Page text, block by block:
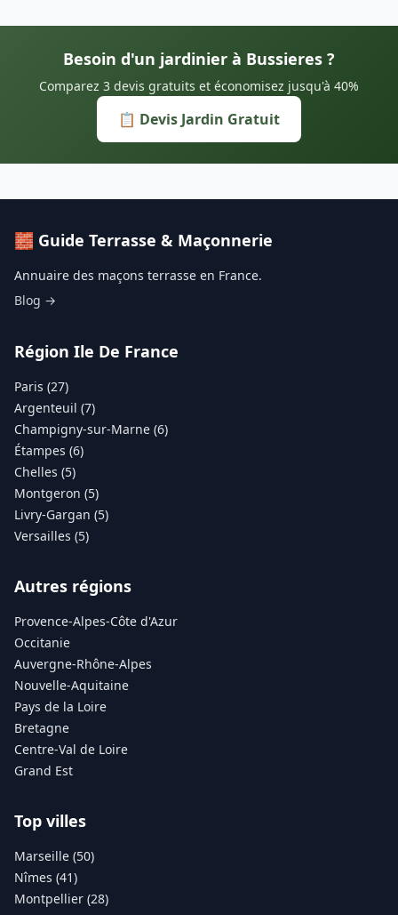
Besoin d'un jardinier à Bussieres ?
Comparez 3 devis gratuits et économisez jusqu'à 40%
📋 Devis Jardin Gratuit
🧱 Guide Terrasse & Maçonnerie
Annuaire des maçons terrasse en France.
Blog →
Région Ile De France
Paris (27)
Argenteuil (7)
Champigny-sur-Marne (6)
Étampes (6)
Chelles (5)
Montgeron (5)
Livry-Gargan (5)
Versailles (5)
Autres régions
Provence-Alpes-Côte d'Azur
Occitanie
Auvergne-Rhône-Alpes
Nouvelle-Aquitaine
Pays de la Loire
Bretagne
Centre-Val de Loire
Grand Est
Top villes
Marseille (50)
Nîmes (41)
Montpellier (28)